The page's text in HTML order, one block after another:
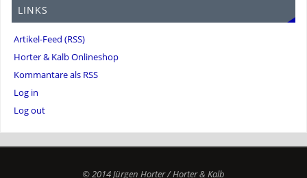
LINKS
Artikel-Feed (RSS)
Horter & Kalb Onlineshop
Kommantare als RSS
Log in
Log out
© 2014 Jürgen Horter / Horter & Kalb